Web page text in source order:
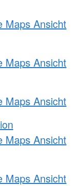
Maps Ansicht
Maps Ansicht
Maps Ansicht
Maps Ansicht
Maps Ansicht